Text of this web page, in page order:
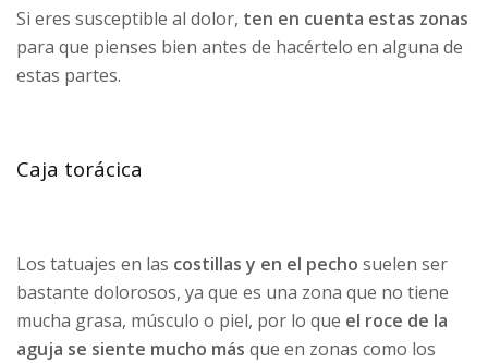
Si eres susceptible al dolor, ten en cuenta estas zonas
para que pienses bien antes de hacértelo en alguna de
estas partes.
Caja torácica
Los tatuajes en las costillas y en el pecho suelen ser
bastante dolorosos, ya que es una zona que no tiene
mucha grasa, músculo o piel, por lo que el roce de la
aguja se siente mucho más que en zonas como los